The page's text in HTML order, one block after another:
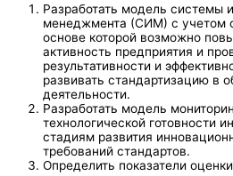
Разработать модель системы
менеджмента (СИМ) с учетом
основе которой возможно
активность предприятия и
результативности и
развивать стандартизацию в
деятельности.
Разработать модель
технологической готовности
стадиям развития
требований стандартов.
Определить показатели